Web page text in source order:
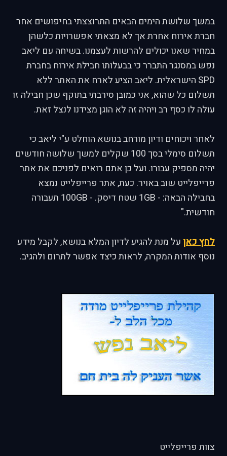
במשך שלושת הימים הבאים התרוצצתי בחיפושים אחר
חברת אירוח אחרת אך לא מצאתי אפשרויות כלשהן
במחיר שאנו יכולים להרשות לעצמנו. בשיחה עם ליאב
נפש במסנגר התברר כי בבעלותו חבילת אירוח בחברת
SPD הישראלית. ליאב הציע לארח את האתר ללא
תשלום כל שהוא, אני כמובן סירבתי בתוקף שכן חבילה זו
עולה לו כסף רב ויהיה זה לא הוגן מצידנו לנצל זאת.
לאחר ויכוחים ודיון מורחב בנושא הוחלט ע"י ליאב כי
תשלום סימלי בסך 100 שקלים למשך שלושה חודשים
יהיה מספיק עבורו. ועל כן אתם רואים לפניכם את אתר
פרייפלייט שוב באויר. כעת, אתר פרייפלייט נמצא
בחבילה הבאה: - 1GB שטח דיסק. - 100GB תעבורה
חודשית."
לחץ כאן על מנת להגיע לדיון המלא בנושא, לקבל מידע
נוסף אודות המקרה, לראות כיצד אפשר לתרום ולהגיב.
צוות פרייפלייט